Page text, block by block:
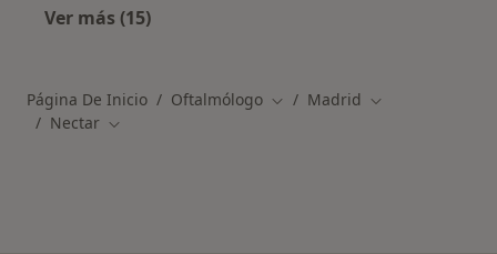
Ver más (15)
Página De Inicio Oftalmólogo Cambiar de ciudad
Madrid Cambiar de
Nectar Cambiar de ciudad